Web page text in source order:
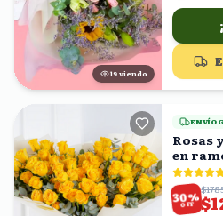
18 viendo
ENVÍO
Rosas
en
30%
OFF